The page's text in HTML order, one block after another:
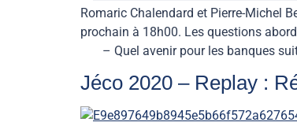
Romaric Chalendard et Pierre-Michel
prochain à 18h00. Les questions
– Quel avenir pour les banques
Jéco 2020 – Replay :